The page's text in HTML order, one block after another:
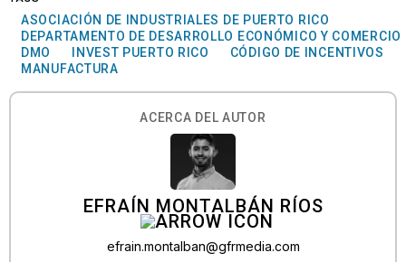
ASOCIACIÓN DE INDUSTRIALES DE PUERTO RICO
DEPARTAMENTO DE DESARROLLO ECONÓMICO Y COMERCIO
DMO
INVEST PUERTO RICO
CÓDIGO DE INCENTIVOS
MANUFACTURA
ACERCA DEL AUTOR
EFRAÍN MONTALBÁN RÍOS
efrain.montalban@gfrmedia.com